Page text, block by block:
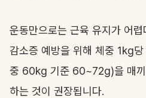
운동만으로는 근육 유지가 어
감소증 예방을 위해 체중 1kg
중 60kg 기준 60~72g)을 매
하는 것이 권장됩니다.